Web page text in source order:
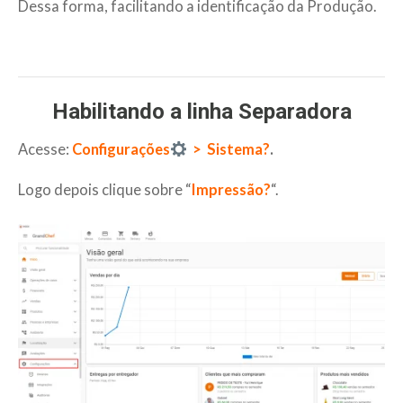
Dessa forma, facilitando a identificação da Produção.
Habilitando a linha Separadora
Acesse: Configurações > Sistema?.
Logo depois clique sobre “ Impressão?“.